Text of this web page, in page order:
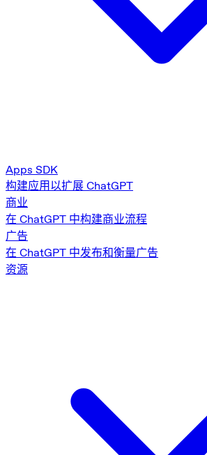
Apps SDK
构建应用以扩展 ChatGPT
商业
在 ChatGPT 中构建商业流程
广告
在 ChatGPT 中发布和衡量广告
资源